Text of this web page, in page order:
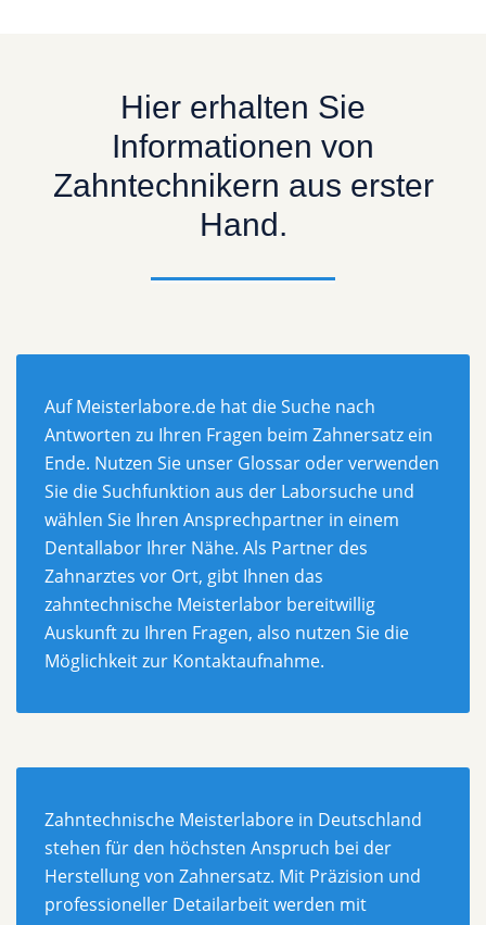
Hier erhalten Sie
Informationen von
Zahntechnikern aus erster
Hand.
Auf Meisterlabore.de hat die Suche nach
Antworten zu Ihren Fragen beim Zahnersatz ein
Ende. Nutzen Sie unser Glossar oder verwenden
Sie die Suchfunktion aus der Laborsuche und
wählen Sie Ihren Ansprechpartner in einem
Dentallabor Ihrer Nähe. Als Partner des
Zahnarztes vor Ort, gibt Ihnen das
zahntechnische Meisterlabor bereitwillig
Auskunft zu Ihren Fragen, also nutzen Sie die
Möglichkeit zur Kontaktaufnahme.
Zahntechnische Meisterlabore in Deutschland
stehen für den höchsten Anspruch bei der
Herstellung von Zahnersatz. Mit Präzision und
professioneller Detailarbeit werden mit